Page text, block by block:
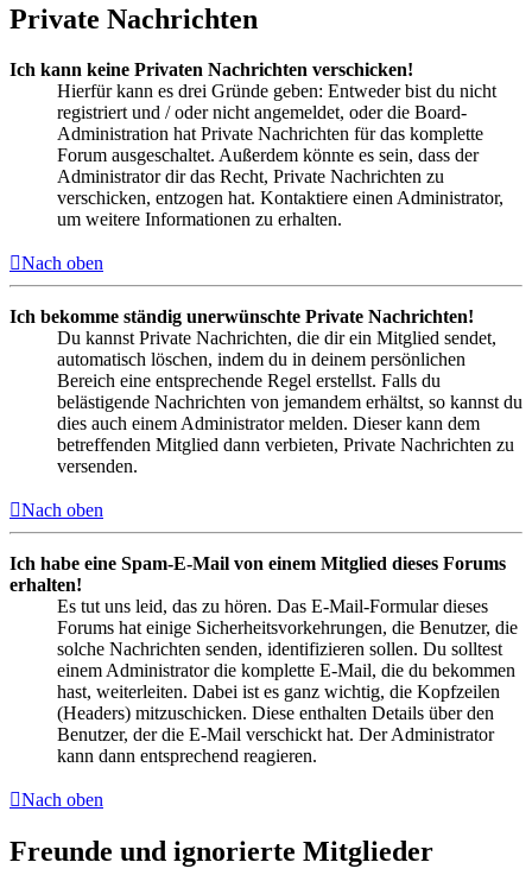
Private Nachrichten
Ich kann keine Privaten Nachrichten verschicken!
Hierfür kann es drei Gründe geben: Entweder bist du nicht
registriert und / oder nicht angemeldet, oder die Board-
Administration hat Private Nachrichten für das komplette
Forum ausgeschaltet. Außerdem könnte es sein, dass der
Administrator dir das Recht, Private Nachrichten zu
verschicken, entzogen hat. Kontaktiere einen Administrator,
um weitere Informationen zu erhalten.
Nach oben
Ich bekomme ständig unerwünschte Private Nachrichten!
Du kannst Private Nachrichten, die dir ein Mitglied sendet,
automatisch löschen, indem du in deinem persönlichen
Bereich eine entsprechende Regel erstellst. Falls du
belästigende Nachrichten von jemandem erhältst, so kannst du
dies auch einem Administrator melden. Dieser kann dem
betreffenden Mitglied dann verbieten, Private Nachrichten zu
versenden.
Nach oben
Ich habe eine Spam-E-Mail von einem Mitglied dieses Forums
erhalten!
Es tut uns leid, das zu hören. Das E-Mail-Formular dieses
Forums hat einige Sicherheitsvorkehrungen, die Benutzer, die
solche Nachrichten senden, identifizieren sollen. Du solltest
einem Administrator die komplette E-Mail, die du bekommen
hast, weiterleiten. Dabei ist es ganz wichtig, die Kopfzeilen
(Headers) mitzuschicken. Diese enthalten Details über den
Benutzer, der die E-Mail verschickt hat. Der Administrator
kann dann entsprechend reagieren.
Nach oben
Freunde und ignorierte Mitglieder